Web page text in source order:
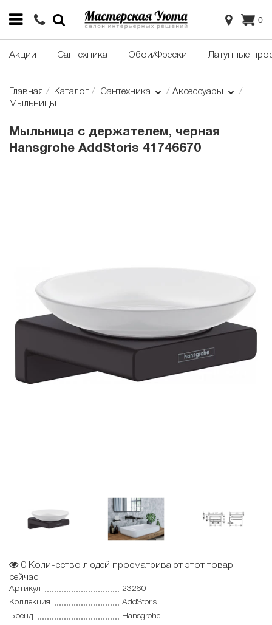
0
Акции Сантехника Обои/Фрески Латунные
Главная Каталог Сантехника
Аксессуары
Мыльницы
Мыльница с держателем, черная
Hansgrohe AddStoris 41746670
0 Количество людей просматривают этот товар
сейчас!
Артикул
23260
Коллекция
AddStoris
Бренд
Hansgrohe